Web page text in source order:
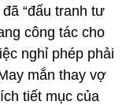
“đấu tranh tư
công tác cho
nghỉ phép phải
mắn thay vợ
tiết mục của